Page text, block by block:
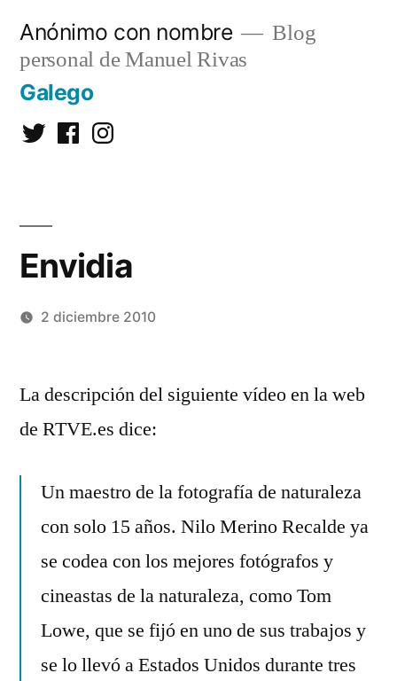
contenido
Anónimo con nombre
Blog
personal de Manuel Rivas
Galego
TwitterFacebookInstagram
Envidia
Álvarez
2 diciembre 2010
comentario
La descripción del siguiente vídeo en la web
de RTVE.es dice:
Un maestro de la fotografía de naturaleza
con solo 15 años. Nilo Merino Recalde ya
se codea con los mejores fotógrafos y
cineastas de la naturaleza, como Tom
Lowe, que se fijó en uno de sus trabajos y
se lo llevó a Estados Unidos durante tres